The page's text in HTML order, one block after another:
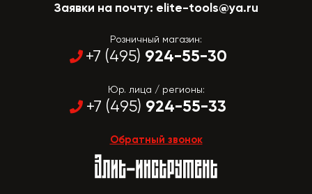
Заявки на почту: elite-tools@ya.ru
Розничный магазин:
+7 (495) 924-55-30
Юр. лица / регионы:
+7 (495) 924-55-33
Обратный звонок